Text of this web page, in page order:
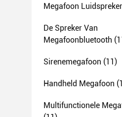
Megafoon Luidspreker
De Spreker Van
Megafoonbluetooth
Sirenemegafoon (11)
Handheld Megafoon
Multifunctionele